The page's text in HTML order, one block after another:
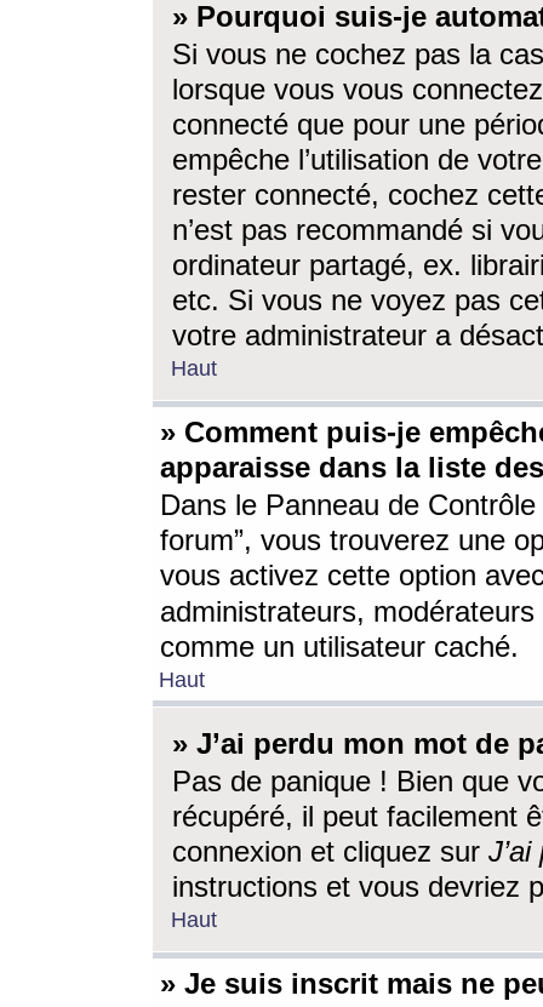
» Pourquoi suis-je
Si vous ne cochez pas la
lorsque vous vous
connecté que pour une
empêche l’utilisation de
rester connecté, cochez
n’est pas recommandé si
ordinateur partagé, ex.
etc. Si vous ne voyez pas
votre administrateur a
Haut
» Comment puis-je
apparaisse dans la liste
Dans le Panneau de
forum”, vous trouverez une
vous activez cette option
administrateurs,
comme un utilisateur caché.
Haut
» J’ai perdu mon mot de
Pas de panique ! Bien que
récupéré, il peut facilement
connexion et cliquez sur
instructions et vous devriez
Haut
» Je suis inscrit mais ne